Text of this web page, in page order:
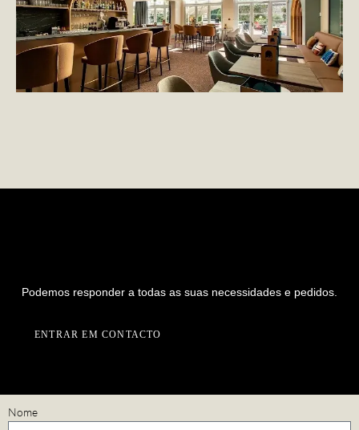
Podemos responder a todas as suas necessidades e pedidos.
ENTRAR EM CONTACTO
Nome